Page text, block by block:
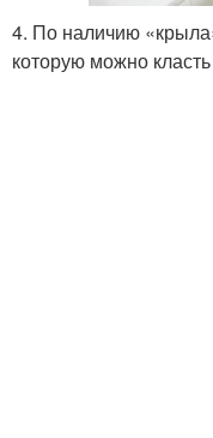
4. По наличию
которую можно